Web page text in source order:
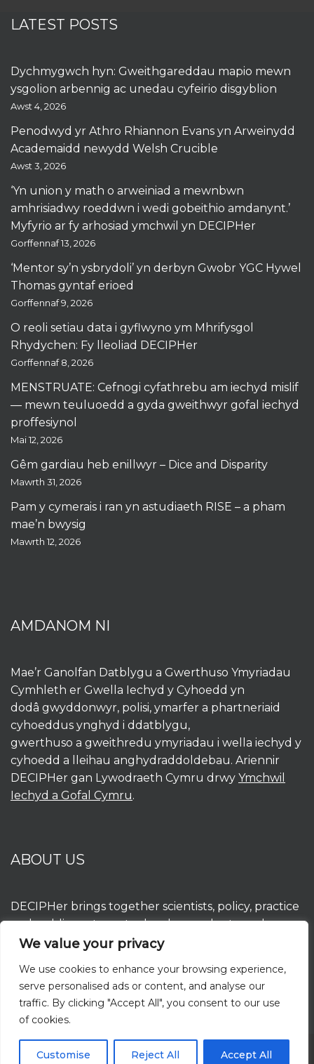
We value your privacy
We use cookies to enhance your browsing experience,
serve personalised ads or content, and analyse our
traffic. By clicking "Accept All", you consent to our use
of cookies.
Customise Reject All Accept All
LATEST POSTS
Dychmygwch hyn: Gweithgareddau mapio mewn
ysgolion arbennig ac unedau cyfeirio disgyblion
Awst 4, 2026
Penodwyd yr Athro Rhiannon Evans yn Arweinydd
Academaidd newydd Welsh Crucible
Awst 3, 2026
‘Yn union y math o arweiniad a mewnbwn
amhrisiadwy roeddwn i wedi gobeithio amdanynt.’
Myfyrio ar fy arhosiad ymchwil yn DECIPHer
Gorffennaf 13, 2026
‘Mentor sy’n ysbrydoli’ yn derbyn Gwobr YGC Hywel
Thomas gyntaf erioed
Gorffennaf 9, 2026
O reoli setiau data i gyflwyno ym Mhrifysgol
Rhydychen: Fy lleoliad DECIPHer
Gorffennaf 8, 2026
MENSTRUATE: Cefnogi cyfathrebu am iechyd mislif
— mewn teuluoedd a gyda gweithwyr gofal iechyd
proffesiynol
Mai 12, 2026
Gêm gardiau heb enillwyr – Dice and Disparity
Mawrth 31, 2026
Pam y cymerais i ran yn astudiaeth RISE – a pham
mae’n bwysig
Mawrth 12, 2026
AMDANOM NI
Mae’r Ganolfan Datblygu a Gwerthuso Ymyriadau
Cymhleth er Gwella Iechyd y Cyhoedd yn
dodâ gwyddonwyr, polisi, ymarfer a phartneriaid
cyhoeddus ynghyd i ddatblygu,
gwerthuso a gweithredu ymyriadau i wella iechyd y
cyhoedd a lleihau anghydraddoldebau. Ariennir
DECIPHer gan Lywodraeth Cymru drwy Ymchwil
Iechyd a Gofal Cymru.
ABOUT US
DECIPHer brings together scientists, policy, practice
and public partners to develop, evaluate and
implement interventions to improve population
by the Welsh Government throughHealth and
Care Research Wales